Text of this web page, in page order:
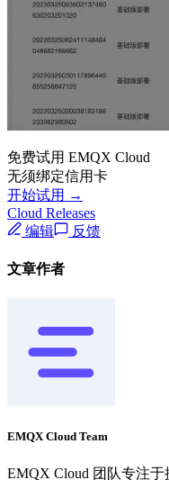
免费试用 EMQX Cloud
无须绑定信用卡
开始试用 →
Cloud Releases
编辑
反馈
文章作者
EMQX Cloud Team
EMQX Cloud 团队专注